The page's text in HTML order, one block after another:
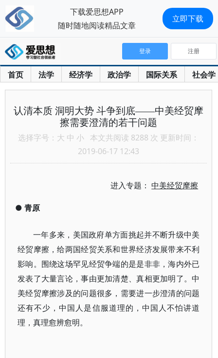
首页 法学 经济学 政治学 国际关系 社会学
登录 注册
认清本质 洞明大势 斗争到底——中美经贸摩
擦需要澄清的若干问题
选择字号： 大 中 小 本文共阅读 8288 次 更新时间：
2019-06-17 12:43
进入专题：中美经贸摩擦
● 青原
一年多来，美国政府单方面挑起并不断升级中美
经贸摩擦，给两国经贸关系和世界经济发展带来不利
影响。围绕这场罕见经贸争端的是是非非，海内外已
发表了大量言论，事由更加清楚、真相更加明了。中
美经贸摩擦涉及的问题很多，需要进一步澄清的问题
还有不少，中国人是信服道理的，中国人不怕讲道
理，真理愈辨愈明。
下载爱思想APP
随时随地阅读精品文章
立即下载